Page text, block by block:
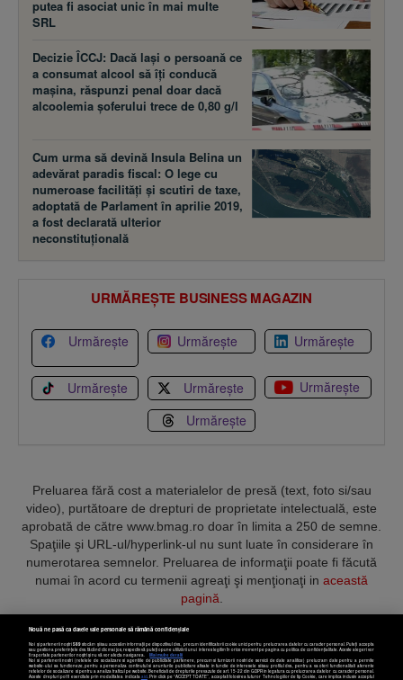
putea fi asociat unic în mai multe
SRL
Decizie ÎCCJ: Dacă laşi o persoană ce
a consumat alcool să îţi conducă
maşina, răspunzi penal doar dacă
alcoolemia şoferului trece de 0,80 g/l
Cum urma să devină Insula Belina un
adevărat paradis fiscal: O lege cu
numeroase facilităţi şi scutiri de taxe,
adoptată de Parlament în aprilie 2019,
a fost declarată ulterior
neconstituţională
URMĂREȘTE BUSINESS MAGAZIN
Urmărește Urmărește Urmărește
Urmărește Urmărește
Urmărește
Urmărește
Preluarea fără cost a materialelor de presă (text, foto si/sau
video), purtătoare de drepturi de proprietate intelectuală, este
aprobată de către www.bmag.ro doar în limita a 250 de semne.
Spaţiile şi URL-ul/hyperlink-ul nu sunt luate în considerare în
numerotarea semnelor. Preluarea de informaţii poate fi făcută
numai în acord cu termenii agreaţi şi menţionaţi in această
pagină.
Termeni și condiții Confidențialitate Cookies Contact
Nouă ne pasă ca datele tale personale să rămână confidențiale
Noi și partenerii noștri589stocăm și/sau accesăm informații pe dispozitivul dvs., precum identificatorii cookie unici pentru prelucrarea datelor cu caracter personal. Puteți accepta
sau gestiona preferințele dvs. făcând clic mai jos, respectiv vă puteți opune utilizării unui interes legitim în orice moment pe pagina cu politica de confidențialitate. Aceste alegeri vor
fi raportate partenerilor noștri și nu vă vor afecta navigarea.
Mai multe detalii
Noi si partenerii nostri (retelele de socializare si agentiile de publicitate partenere, precum si furnizorii nostri de servicii de date analitice) prelucram date pentru a permite
website-ului sa functioneze, pentru a personaliza continutul si anunturile publicitare afisate in functie de interesele si/sau profilul dvs., pentru a va oferi functionalitati aferente
retelelor de socializare si pentru a analiza traficul pe website. Beneficiati de drepturile prevazute de art. 15-22 din GDPR in legatura cu prelucrarea datelor cu caracter personal.
Aceste drepturi pot fi exercitate prin modalitatea indicataaici. Prin click pe “ACCEPT TOATE”, acceptati folosirea tuturor Tehnologiilor de tip Cookie, care implica inclusiv acceptul